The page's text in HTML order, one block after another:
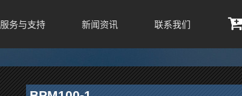
服务与支持 新闻资讯 联系我们